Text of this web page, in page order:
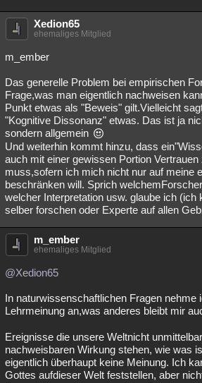
Xedion65
ehemaliges Mitglied
m_ember
Das generelle Problem bei empirischen
Frage,was man eigentlich nachweisen
Punkt etwas als "Beweis" gilt.Vielleicht
"Kognitive Dissonanz" etwas. Das ist ja
sondern allgemein
Und weiterhin kommt hinzu, dass
auch mit einer gewissen Portion
muss,sofern ich mich nicht nur auf meine
beschränken will. Sprich
welcher Interpretation usw. glaube ich (ich
selber forschen oder Experte auf allen
m_ember
ehemaliges Mitglied
@Xedion65
In naturwissenschaftlichen Fragen nehme
Lehrmeinung an,was anderes bleibt mir
Ereignisse die unsere Weltnicht
nachweisbaren Wirkung stehen, wie was
eigentlich überhaupt keine Meinung. Ich
Gottes aufdieser Welt feststellen, aber